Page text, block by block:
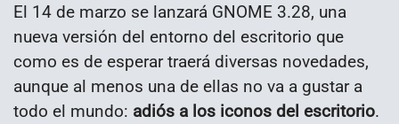
El 14 de marzo se lanzará GNOME 3.28, una
nueva versión del entorno del escritorio que
como es de esperar traerá diversas novedades,
aunque al menos una de ellas no va a gustar a
todo el mundo: adiós a los iconos del escritorio.